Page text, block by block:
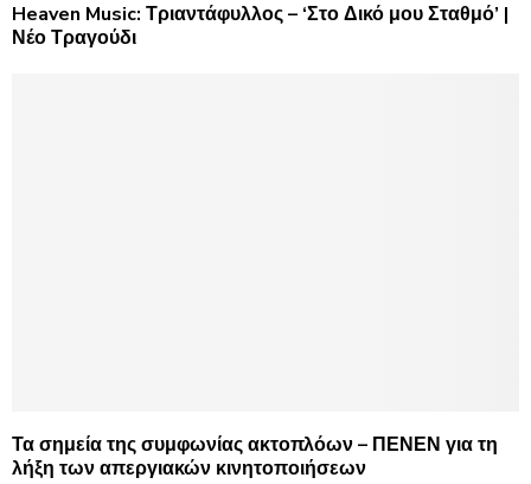
Heaven Music: Τριαντάφυλλος – ‘Στο Δικό μου Σταθμό’ |
Νέο Τραγούδι
Τα σημεία της συμφωνίας ακτοπλόων – ΠΕΝΕΝ για τη
λήξη των απεργιακών κινητοποιήσεων